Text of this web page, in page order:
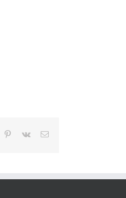
Pinterest
Vk Email